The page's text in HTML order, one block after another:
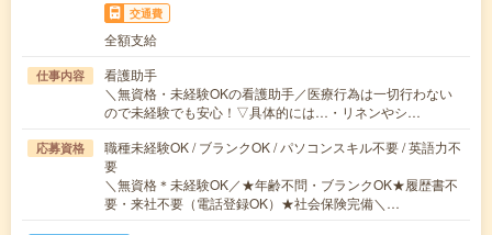
交通費
全額支給
仕事内容
看護助手
＼無資格・未経験OKの看護助手／医療行為は一切行わない
ので未経験でも安心！▽具体的には…・リネンやシ…
応募資格
職種未経験OK / ブランクOK / パソコンスキル不要 / 英語力不
要
＼無資格＊未経験OK／★年齢不問・ブランクOK★履歴書不
要・来社不要（電話登録OK）★社会保険完備＼…